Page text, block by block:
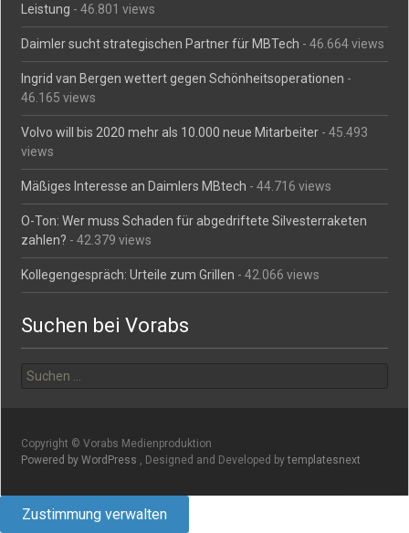
Leistung - 46.801 views
Daimler sucht strategischen Partner für MBTech - 46.664 views
Ingrid van Bergen wettert gegen Schönheitsoperationen -
46.165 views
Volvo will bis 2020 mehr als 10.000 neue Mitarbeiter - 45.493
views
Mäßiges Interesse an Daimlers MBtech - 44.716 views
O-Ton: Wer muss Schaden für abgedriftete Silvesterraketen
zahlen? - 42.379 views
Kollegengespräch: Urteile zum Grillen - 42.066 views
Suchen bei Vorabs
nach:
Copyright © Vorabs Medienproduktion
Powered by WordPress
, Designed and Developed bytemplatesnext
Zustimmung verwalten